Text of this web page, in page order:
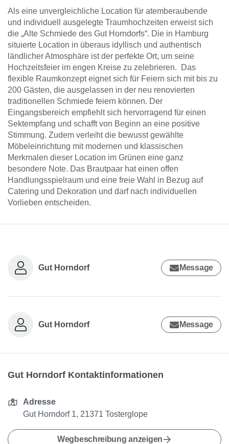
Als eine unvergleichliche Location für atemberaubende
und individuell ausgelegte Traumhochzeiten erweist sich
die „Alte Schmiede des Gut Horndorfs“. Die in Hamburg
situierte Location in überaus idyllisch und authentisch
ländlicher Atmosphäre ist der perfekte Ort, um seine
Hochzeitsfeier im engen Kreise zu zelebrieren. Das
flexible Raumkonzept eignet sich für Feiern sich mit bis zu
200 Gästen, die ausgelassen in der neu renovierten
traditionellen Schmiede feiern können. Der
Eingangsbereich empfiehlt sich hervorragend für einen
Sektempfang und schafft von Beginn an eine positive
Stimmung. Zudem verleiht die bewusst gewählte
Möbeleinrichtung mit modernen und klassischen
Merkmalen dieser Location im Grünen eine ganz
besondere Note. Das Brautpaar hat einen offen
Handlungsspielraum und eine freie Wahl in Bezug auf
Catering und Dekoration und darf nach individuellen
Vorlieben entscheiden.
Gut Horndorf Message
Gut Horndorf Message
Gut Horndorf Kontaktinformationen
Adresse
Gut Horndorf 1, 21371 Tosterglope
Wegbeschreibung anzeigen